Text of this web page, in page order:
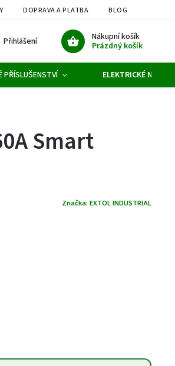
DOPRAVA A PLATBA BLOG
Nákupní košík
Prázdný košík
Přihlášení
PŘÍSLUŠENSTVÍ ELEKTRICKÉ NÁŘADÍ
Smart
Značka: EXTOL INDUSTRIAL